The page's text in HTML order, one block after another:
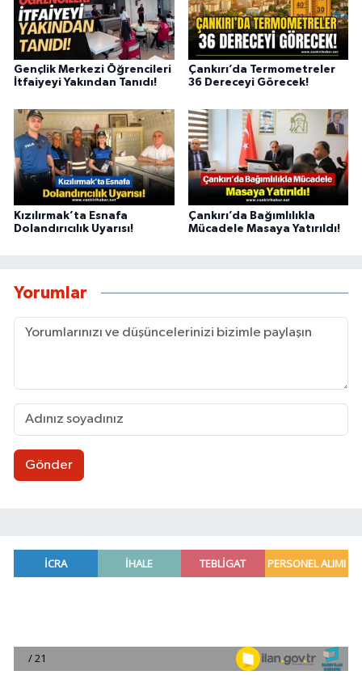
Gençlik Merkezi Öğrencileri
İtfaiyeyi Yakından Tanıdı!
Çankırı’da Termometreler
36 Dereceyi Görecek!
Kızılırmak’ta Esnafa
Dolandırıcılık Uyarısı!
Çankırı’da Bağımlılıkla
Mücadele Masaya Yatırıldı!
Yorumlar
Gönder